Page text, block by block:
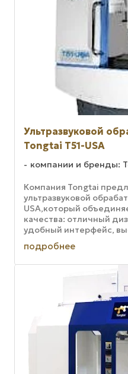
Ультразвуковой
Tongtai T51-USA
компании и бренды:
Компания Tongtai
ультразвуковой
USA,который
качества: отличный
удобный интерфейс,
обработки. Уникальная
ультразвуковой
подробнее